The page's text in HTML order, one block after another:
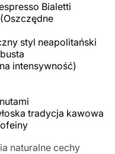
Bialetti
styl neapolitański
intensywność)
tradycja kawowa
naturalne cechy